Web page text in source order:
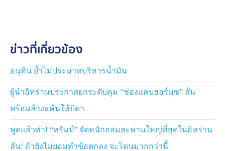
ข่าวที่เกี่ยวข้อง
อนุทิน ย้ำไม่ประมาทบริหารน้ำมัน
ผู้นำอิหร่านประกาศยกระดับคุม “ช่องแคบฮอร์มุซ” ลั่น
พร้อมล้างแค้นให้บิดา
พูดแล้วทำ! “ทรัมป์” จัดหนักถล่มสะพานใหญ่ที่สุดในอิหร่าน
ลั่น! ถ้ายังไม่ยอมทำข้อตกลง จะโดนมากกว่านี้